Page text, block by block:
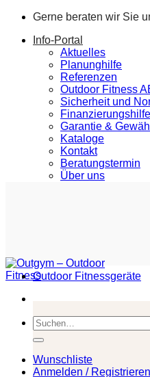
Zum
springen
Gerne beraten wir Sie
Info-Portal
Aktuelles
Planunghilfe
Referenzen
Outdoor Fitness
Sicherheit und
Finanzierungshilfe
Garantie &
Kataloge
Kontakt
Beratungstermin
Über uns
Suchen
nach:
Wunschliste
Anmelden / Registrieren
Outdoor Fitnessgeräte